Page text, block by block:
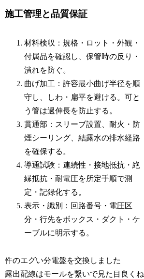
施工管理と品質保証
材料検収：規格・ロット・外観・
付属品を確認し、保管時の反り・
潰れを防ぐ。
曲げ加工：許容最小曲げ半径を順
守し、しわ・扁平を避ける。可と
う管は過伸長を防止する。
貫通部：スリーブ設置、耐火・防
煙シーリング、結露水の排水経路
を確保する。
導通試験：連続性・接地抵抗・絶
縁抵抗・耐電圧を所定手順で測
定・記録化する。
表示・識別：回路番号・電圧区
分・行先をボックス・ダクト・ケ
ーブルに明示する。
件のエグい分電盤を交換しました
露出配線はモールを繋いで見た目良くね